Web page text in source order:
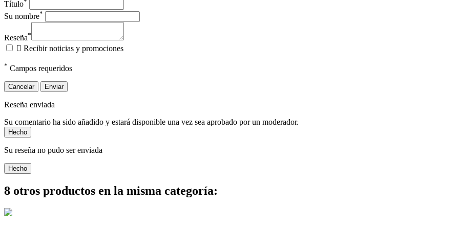
Título
Su nombre*
Reseña*
 Recibir noticias y promociones
* Campos requeridos
Cancelar Enviar
Reseña enviada
Su comentario ha sido añadido y estará disponible una vez sea aprobado por un moderador.
Hecho
Su reseña no pudo ser enviada
Hecho
8 otros productos en la misma categoría: